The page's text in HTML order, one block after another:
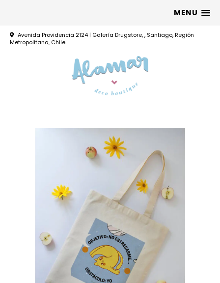
MENU
Avenida Providencia 2124 | Galería Drugstore, , Santiago, Región
Metropolitana, Chile